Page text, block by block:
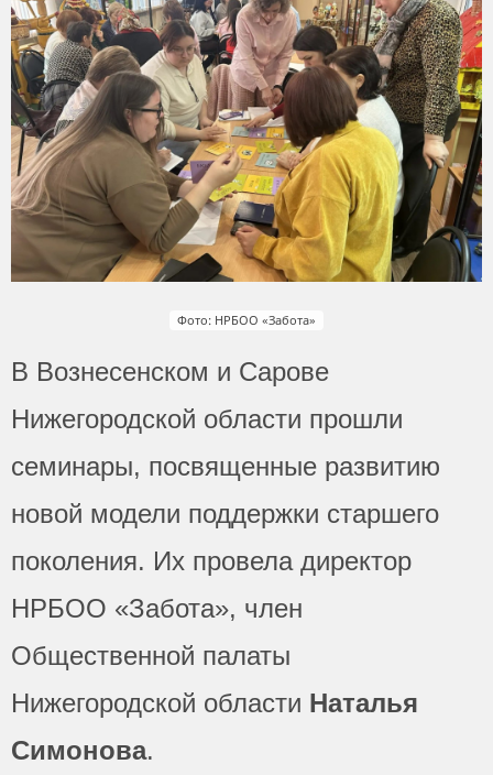
Фото: НРБОО «Забота»
В Вознесенском и Сарове
Нижегородской области прошли
семинары, посвященные развитию
новой модели поддержки старшего
поколения. Их провела директор
НРБОО «Забота», член
Общественной палаты
Нижегородской области Наталья
Симонова.